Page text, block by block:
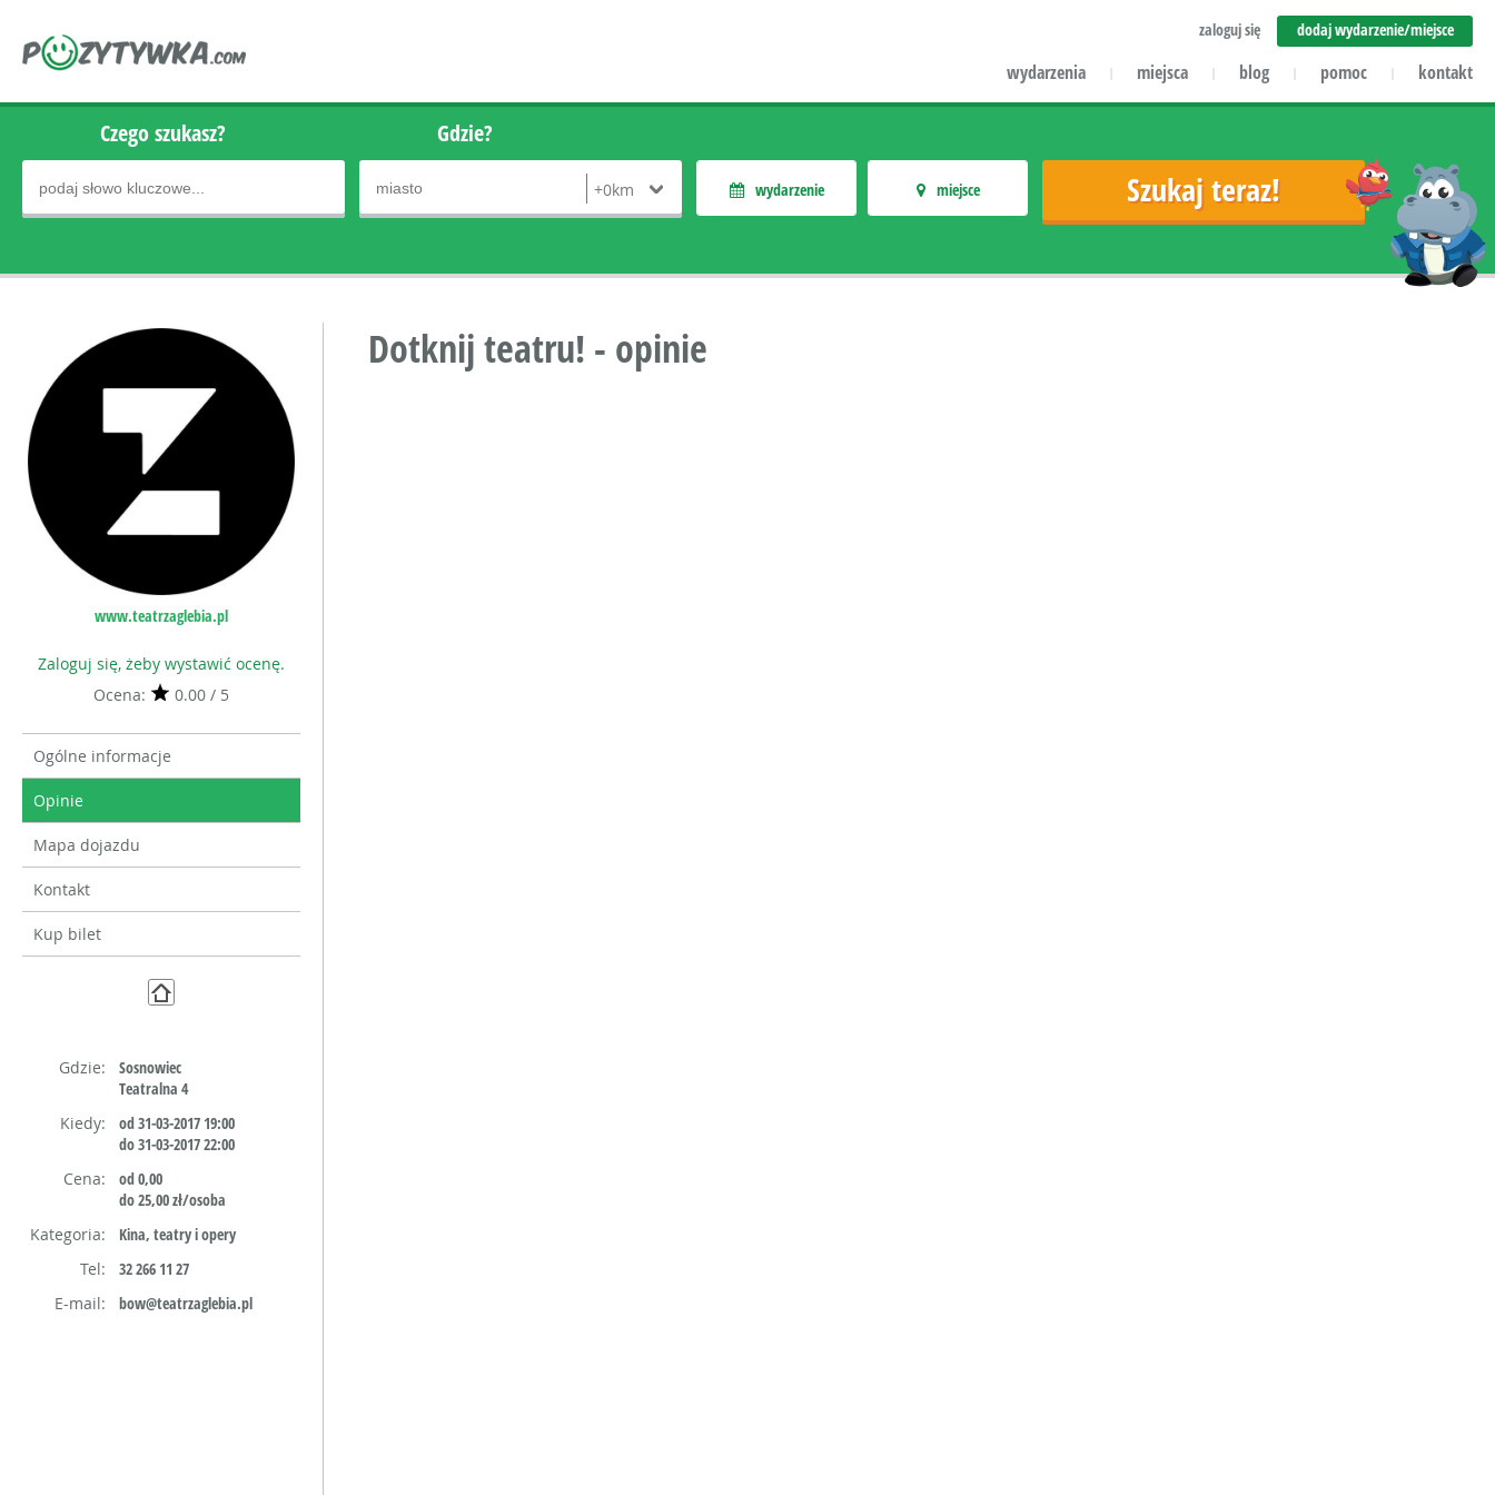
zaloguj się dodaj wydarzenie/miejsce
wydarzenia | miejsca | blog | pomoc | kontakt
Czego szukasz? Gdzie?
wydarzenie miejsce
www.teatrzaglebia.pl
Zaloguj się, żeby wystawić ocenę.
Ocena:
0.00 / 5
Ogólne informacje
Opinie
Mapa dojazdu
Kontakt
Kup bilet
Gdzie:
Sosnowiec
Teatralna 4
Kiedy:
od 31-03-2017 19:00
do 31-03-2017 22:00
Cena:
od 0,00
do 25,00 zł/osoba
Kategoria:
Kina, teatry i opery
Tel:
32 266 11 27
E-mail:
bow@teatrzaglebia.pl
Dotknij teatru! - opinie